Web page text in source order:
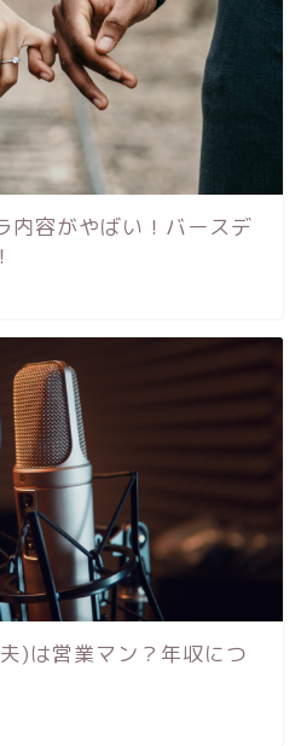
内容がやばい！バースデ
)は営業マン？年収につ